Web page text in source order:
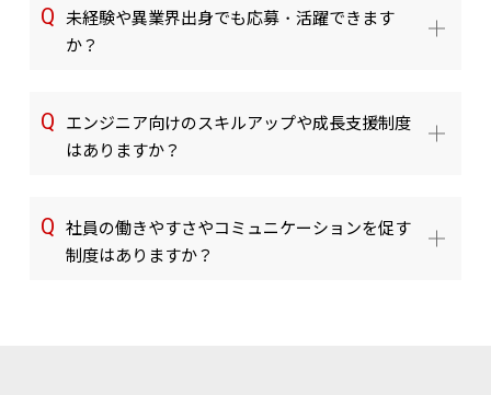
未経験や異業界出身でも応募・活躍できます
か？
エンジニア向けのスキルアップや成長支援制度
はありますか？
社員の働きやすさやコミュニケーションを促す
制度はありますか？